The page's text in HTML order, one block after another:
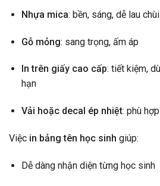
Nhựa mica: bền, sáng, dễ lau chùi
Gỗ mỏng: sang trọng, ấm áp
In trên giấy cao cấp: tiết kiệm,
hạn
Vải hoặc decal ép nhiệt: phù
Việc in bảng tên học sinh giúp:
Dễ dàng nhận diện từng học sinh